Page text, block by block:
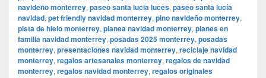
navideño monterrey, paseo santa lucia luces, paseo santa lucía
navidad, pet friendly navidad monterrey, pino navideño monterrey,
pista de hielo monterrey, planea navidad monterrey, planes en
familia navidad monterrey, posadas 2025 monterrey, posadas
monterrey, presentaciones navidad monterrey, reciclaje navidad
monterrey, regalos artesanales monterrey, regalos de navidad
monterrey, regalos navidad monterrey, regalos originales